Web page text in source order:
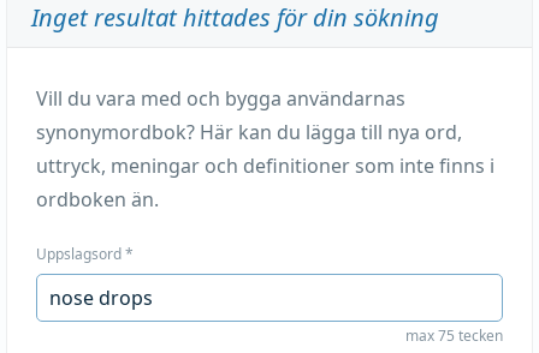
Inget resultat hittades för din sökning
Vill du vara med och bygga användarnas
synonymordbok? Här kan du lägga till nya ord,
uttryck, meningar och definitioner som inte finns i
ordboken än.
Uppslagsord*
max 75 tecken